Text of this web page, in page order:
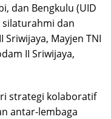
dan Bengkulu (UID
silaturahmi dan
Mayjen TNI
II Sriwijaya,
strategi kolaboratif
antar-lembaga